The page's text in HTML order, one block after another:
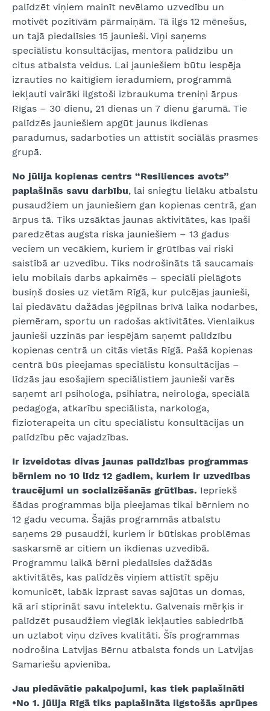
palīdzēt viņiem mainīt nevēlamo uzvedību un
motivēt pozitīvām pārmaiņām. Tā ilgs 12 mēnešus,
un tajā piedalīsies 15 jaunieši. Viņi saņems
speciālistu konsultācijas, mentora palīdzību un
citus atbalsta veidus. Lai jauniešiem būtu iespēja
izrauties no kaitīgiem ieradumiem, programmā
iekļauti vairāki ilgstoši izbraukuma treniņi ārpus
Rīgas – 30 dienu, 21 dienas un 7 dienu garumā. Tie
palīdzēs jauniešiem apgūt jaunus ikdienas
paradumus, sadarboties un attīstīt sociālās prasmes
grupā.
No jūlija kopienas centrs “Resiliences avots”
paplašinās savu darbību, lai sniegtu lielāku atbalstu
pusaudžiem un jauniešiem gan kopienas centrā, gan
ārpus tā. Tiks uzsāktas jaunas aktivitātes, kas īpaši
paredzētas augsta riska jauniešiem – 13 gadus
veciem un vecākiem, kuriem ir grūtības vai riski
saistībā ar uzvedību. Tiks nodrošināts tā saucamais
ielu mobilais darbs apkaimēs – speciāli pielāgots
busiņš dosies uz vietām Rīgā, kur pulcējas jaunieši,
lai piedāvātu dažādas jēgpilnas brīvā laika nodarbes,
piemēram, sportu un radošas aktivitātes. Vienlaikus
jaunieši uzzinās par iespējām saņemt palīdzību
kopienas centrā un citās vietās Rīgā. Pašā kopienas
centrā būs pieejamas speciālistu konsultācijas –
līdzās jau esošajiem speciālistiem jaunieši varēs
saņemt arī psihologa, psihiatra, neirologa, speciālā
pedagoga, atkarību speciālista, narkologa,
fizioterapeita un citu speciālistu konsultācijas un
palīdzību pēc vajadzības.
Ir izveidotas divas jaunas palīdzības programmas
bērniem no 10 līdz 12 gadiem, kuriem ir uzvedības
traucējumi un socializēšanās grūtības. Iepriekš
šādas programmas bija pieejamas tikai bērniem no
12 gadu vecuma. Šajās programmās atbalstu
saņems 29 pusaudži, kuriem ir būtiskas problēmas
saskarsmē ar citiem un ikdienas uzvedībā.
Programmu laikā bērni piedalīsies dažādās
aktivitātēs, kas palīdzēs viņiem attīstīt spēju
komunicēt, labāk izprast savas sajūtas un domas,
kā arī stiprināt savu intelektu. Galvenais mērķis ir
palīdzēt pusaudžiem vieglāk iekļauties sabiedrībā
un uzlabot viņu dzīves kvalitāti. Šīs programmas
nodrošina Latvijas Bērnu atbalsta fonds un Latvijas
Samariešu apvienība.
Jau piedāvātie pakalpojumi, kas tiek paplašināti
•No 1. jūlija Rīgā tiks paplašināta ilgstošās aprūpes